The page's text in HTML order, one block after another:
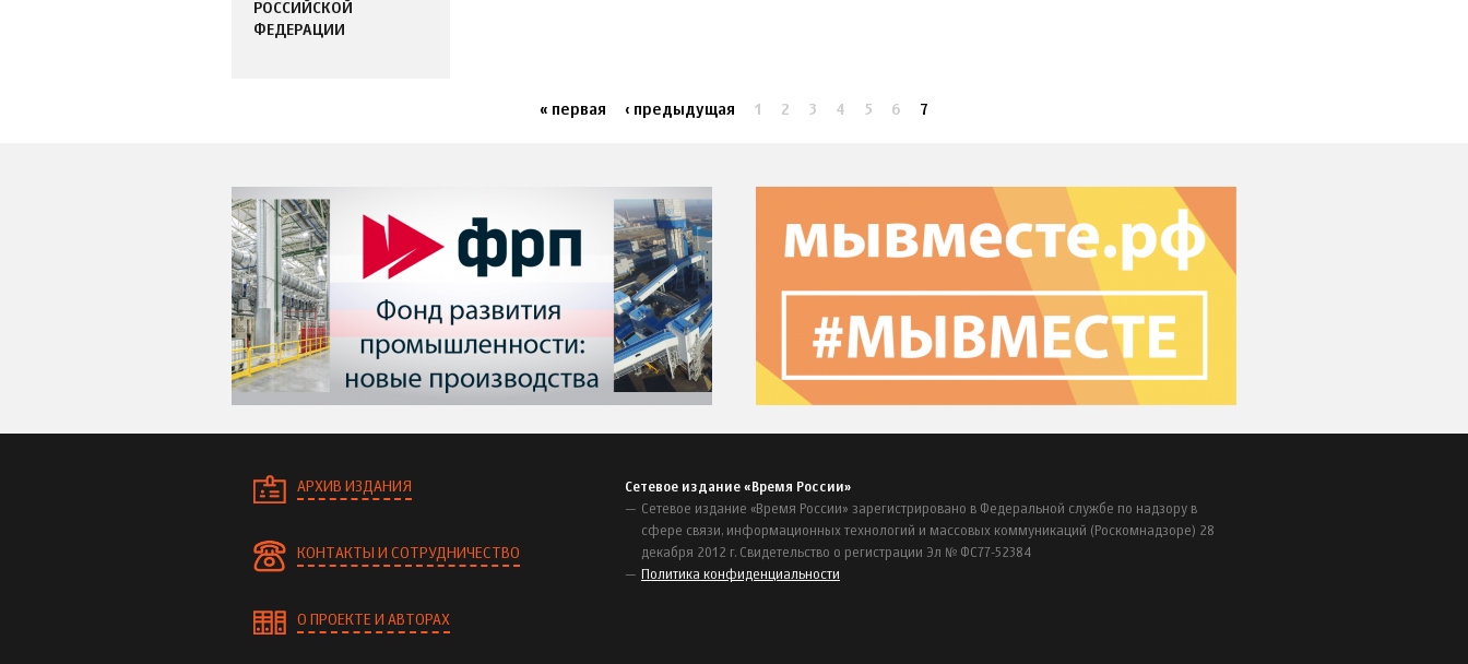
РОССИЙСКОЙ
ФЕДЕРАЦИИ
« первая ‹ предыдущая 1 2 3 4 5 6 7
АРХИВ ИЗДАНИЯ
КОНТАКТЫ И СОТРУДНИЧЕСТВО
О ПРОЕКТЕ И АВТОРАХ
Сетевое издание «Время России»
Сетевое издание «Время России» зарегистрировано в Федеральной службе по надзору в
сфере связи, информационных технологий и массовых коммуникаций (Роскомнадзоре) 28
декабря 2012 г. Свидетельство о регистрации Эл № ФС77-52384
Политика конфиденциальности